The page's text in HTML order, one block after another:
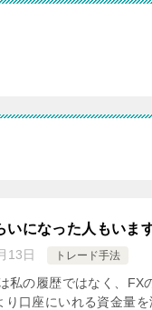
になった人もいます
13日 トレード手法
私の履歴ではなく、FX
り口座にいれる資金量